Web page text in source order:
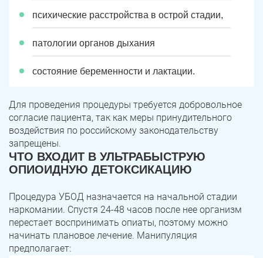
психические расстройства в острой стадии,
патологии органов дыхания
состояние беременности и лактации.
Для проведения процедуры требуется добровольное
согласие пациента, так как меры принудительного
воздействия по российскому законодательству
запрещены.
ЧТО ВХОДИТ В УЛЬТРАБЫСТРУЮ
ОПИОИДНУЮ ДЕТОКСИКАЦИЮ
Процедура УБОД назначается на начальной стадии
наркомании. Спустя 24-48 часов после нее организм
перестает воспринимать опиаты, поэтому можно
начинать плановое лечение. Манипуляция
предполагает: